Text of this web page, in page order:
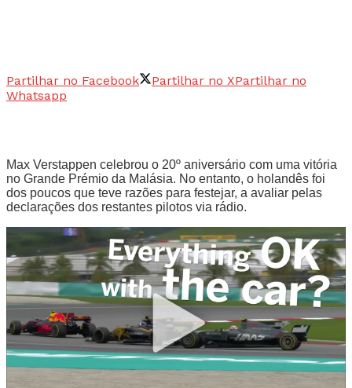
Partilhar no Facebook Partilhar no XPartilhar no
Whatsapp
Max Verstappen celebrou o 20º aniversário com uma vitória
no Grande Prémio da Malásia. No entanto, o holandês foi
dos poucos que teve razões para festejar, a avaliar pelas
declarações dos restantes pilotos via rádio.